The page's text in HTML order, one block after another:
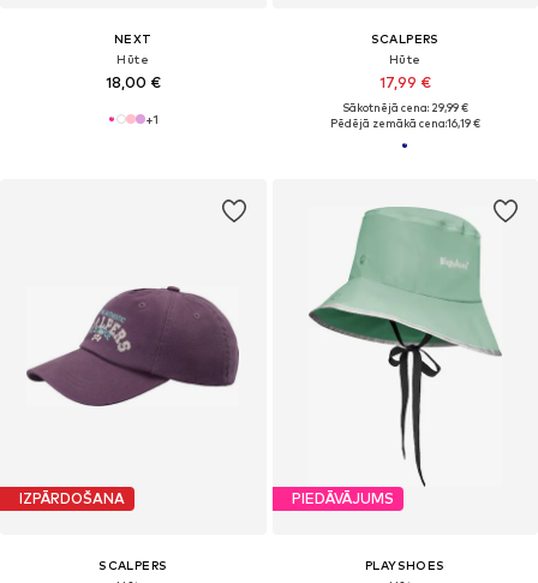
NEXT
Hūte
18,00 €
+1
SCALPERS
Hūte
17,99 €
Sākotnējā cena: 29,99 €
Pēdējā zemākā cena:16,19 €
IZPĀRDOŠANA
SCALPERS
PIEDĀVĀJUMS
PLAYSHOES